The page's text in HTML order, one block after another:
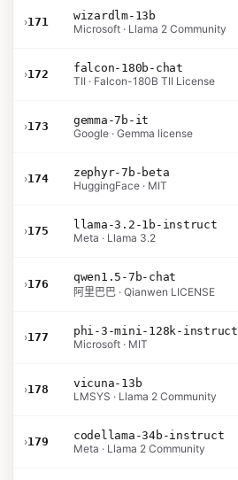
›171
wizardlm-13b
Microsoft · Llama 2 Community
›172
falcon-180b-chat
TII · Falcon-180B TII License
›173
gemma-7b-it
Google · Gemma license
›174
zephyr-7b-beta
HuggingFace · MIT
›175
llama-3.2-1b-instruct
Meta · Llama 3.2
›176
qwen1.5-7b-chat
阿里巴巴 · Qianwen LICENSE
›177
phi-3-mini-128k-instruct
Microsoft · MIT
›178
vicuna-13b
LMSYS · Llama 2 Community
›179
codellama-34b-instruct
Meta · Llama 2 Community